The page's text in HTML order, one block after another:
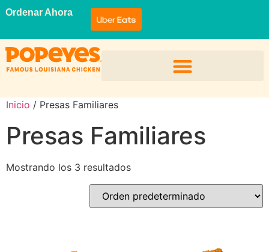
Ordenar Ahora
Inicio / Presas Familiares
Presas Familiares
Mostrando los 3 resultados